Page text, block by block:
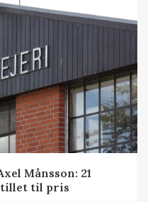
Månsson: 21
til pris